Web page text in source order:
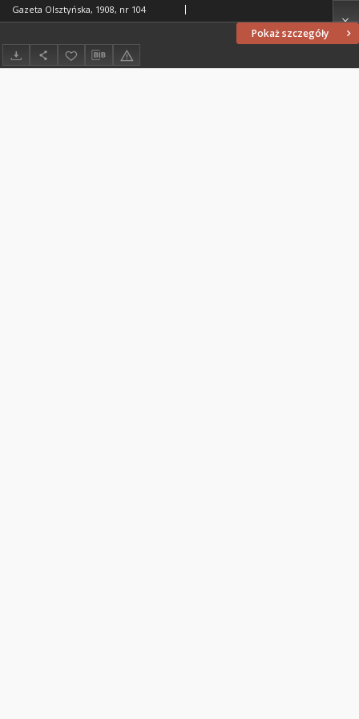
Pokaż szczegóły
Gazeta Olsztyńska, 1908, nr 104